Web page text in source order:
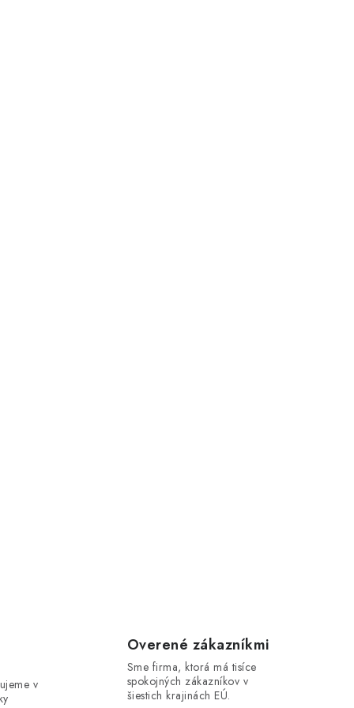
v
Overené zákazníkmi
Sme firma, ktorá má tisíce
spokojných zákazníkov v
šiestich krajinách EÚ.